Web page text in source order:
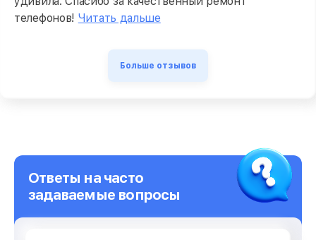
телефонов! Читать дальше
Больше отзывов
Ответы на часто
задаваемые вопросы